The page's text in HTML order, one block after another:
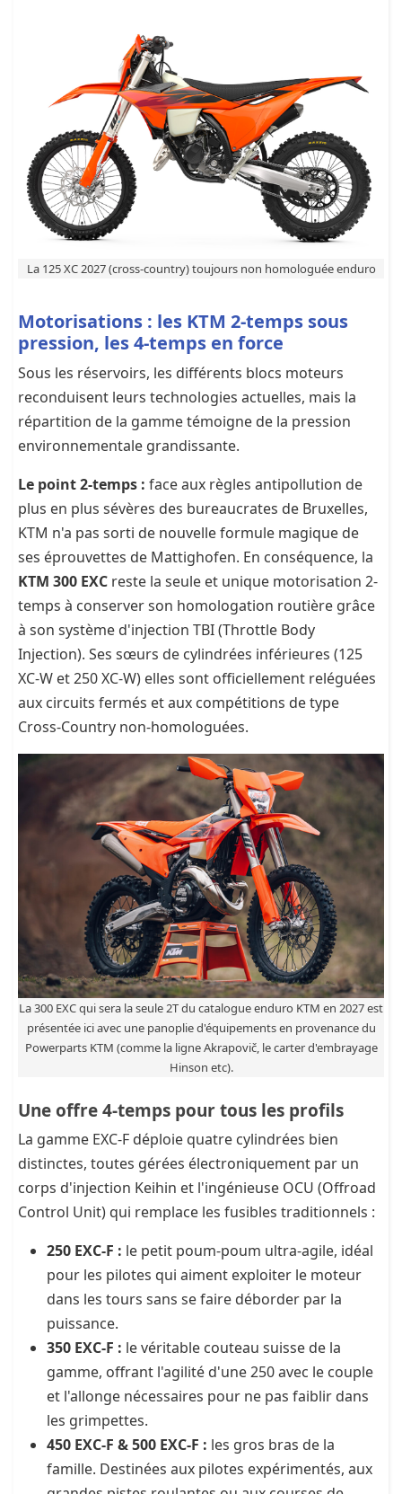
La 125 XC 2027 (cross-country) toujours non homologuée enduro
Motorisations : les KTM 2-temps sous
pression, les 4-temps en force
Sous les réservoirs, les différents blocs moteurs
reconduisent leurs technologies actuelles, mais la
répartition de la gamme témoigne de la pression
environnementale grandissante.
Le point 2-temps : face aux règles antipollution de
plus en plus sévères des bureaucrates de Bruxelles,
KTM n'a pas sorti de nouvelle formule magique de
ses éprouvettes de Mattighofen. En conséquence, la
KTM 300 EXC reste la seule et unique motorisation 2-
temps à conserver son homologation routière grâce
à son système d'injection TBI (Throttle Body
Injection). Ses sœurs de cylindrées inférieures (125
XC-W et 250 XC-W) elles sont officiellement reléguées
aux circuits fermés et aux compétitions de type
Cross-Country non-homologuées.
La 300 EXC qui sera la seule 2T du catalogue enduro KTM en 2027 est
présentée ici avec une panoplie d'équipements en provenance du
Powerparts KTM (comme la ligne Akrapovič, le carter d'embrayage
Hinson etc).
Une offre 4-temps pour tous les profils
La gamme EXC-F déploie quatre cylindrées bien
distinctes, toutes gérées électroniquement par un
corps d'injection Keihin et l'ingénieuse OCU (Offroad
Control Unit) qui remplace les fusibles traditionnels :
250 EXC-F : le petit poum-poum ultra-agile, idéal
pour les pilotes qui aiment exploiter le moteur
dans les tours sans se faire déborder par la
puissance.
350 EXC-F : le véritable couteau suisse de la
gamme, offrant l'agilité d'une 250 avec le couple
et l'allonge nécessaires pour ne pas faiblir dans
les grimpettes.
450 EXC-F & 500 EXC-F : les gros bras de la
famille. Destinées aux pilotes expérimentés, aux